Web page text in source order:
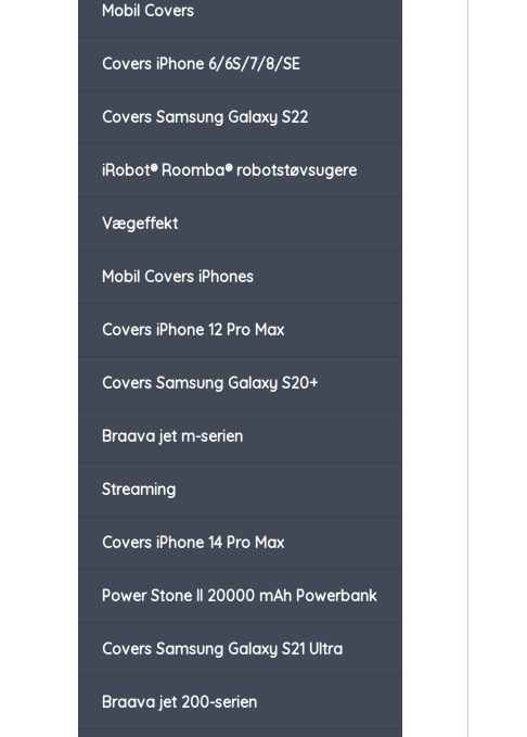
Mobil Covers
Covers iPhone 6/6S/7/8/SE
Covers Samsung Galaxy S22
iRobot® Roomba® robotstøvsugere
Vægeffekt
Mobil Covers iPhones
Covers iPhone 12 Pro Max
Covers Samsung Galaxy S20+
Braava jet m-serien
Streaming
Covers iPhone 14 Pro Max
Power Stone II 20000 mAh Powerbank
Covers Samsung Galaxy S21 Ultra
Braava jet 200-serien